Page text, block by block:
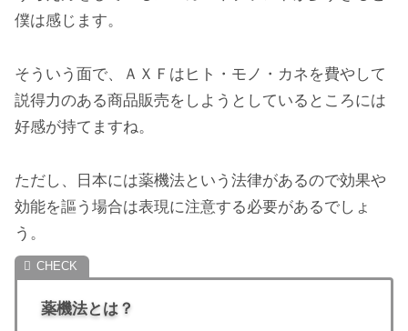
僕は感じます。
そういう面で、ＡＸＦはヒト・モノ・カネを費やして
説得力のある商品販売をしようとしているところには
好感が持てますね。
ただし、日本には薬機法という法律があるので効果や
効能を謳う場合は表現に注意する必要があるでしょ
う。
薬機法とは？